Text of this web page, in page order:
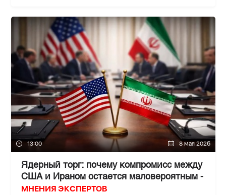
13:00 8 мая 2026
Ядерный торг: почему компромисс между
США и Ираном остается маловероятным -
МНЕНИЯ ЭКСПЕРТОВ